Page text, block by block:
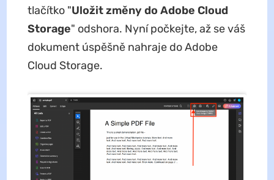
tlačítko "Uložit změny do Adobe Cloud
Storage" odshora. Nyní počkejte, až se váš
dokument úspěšně nahraje do Adobe
Cloud Storage.